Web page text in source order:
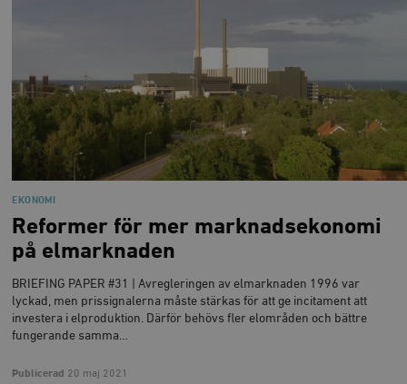
EKONOMI
Reformer för mer marknadsekonomi
på elmarknaden
BRIEFING PAPER #31 | Avregleringen av elmarknaden 1996 var
lyckad, men prissignalerna måste stärkas för att ge incitament att
investera i elproduktion. Därför behövs fler elområden och bättre
fungerande samma…
Publicerad 20 maj 2021